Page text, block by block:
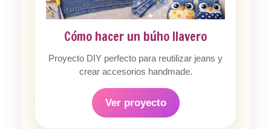
Cómo hacer un búho llavero
Proyecto DIY perfecto para reutilizar jeans y
crear accesorios handmade.
Ver proyecto